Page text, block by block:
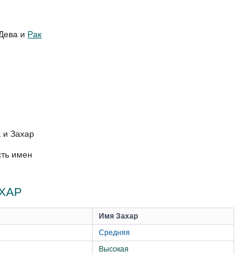
и Рак
имен
Имя Захар
Средняя
Высокая